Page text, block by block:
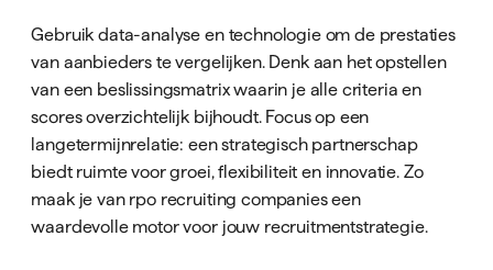
Gebruik data-analyse en technologie om de prestaties
van aanbieders te vergelijken. Denk aan het opstellen
van een beslissingsmatrix waarin je alle criteria en
scores overzichtelijk bijhoudt. Focus op een
langetermijnrelatie: een strategisch partnerschap
biedt ruimte voor groei, flexibiliteit en innovatie. Zo
maak je van rpo recruiting companies een
waardevolle motor voor jouw recruitmentstrategie.